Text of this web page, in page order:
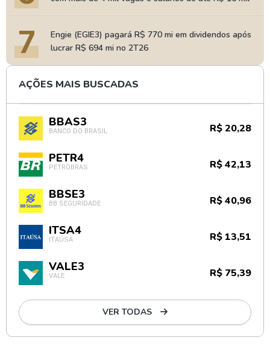
7
Engie (EGIE3) pagará R$ 770 mi em dividendos após
lucrar R$ 694 mi no 2T26
AÇÕES MAIS BUSCADAS
BBAS3
BANCO DO BRASIL R$ 20,28
PETR4
PETROBRAS R$ 42,13
BBSE3
BB SEGURIDADE R$ 40,96
ITSA4
ITAÚSA R$ 13,51
VALE3
VALE R$ 75,39
VER TODAS